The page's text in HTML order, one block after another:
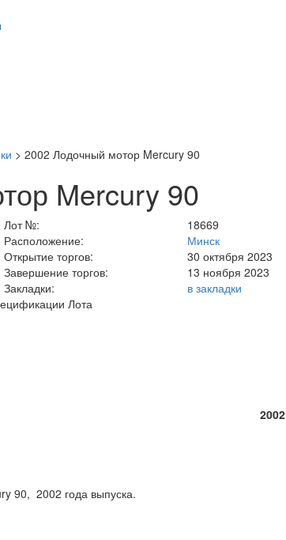
> 2002 Лодочный мотор Mercury 90
Mercury 90
Лот №:
18669
Расположение:
Минск
Открытие торгов:
30 октября 2023
Завершение торгов:
13 ноября 2023
Закладки:
в закладки
Лота
2002
90, 2002 года выпуска.